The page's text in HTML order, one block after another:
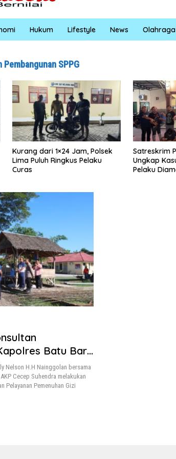
Hukum Lifestyle News Olahraga
SPPG
Polsek
Pelaku
Satreskrim Polres Batu Bara
Ungkap Kasus Curat, Tiga
Batu Bara
Nelson H.H Nainggolan bersama
Cecep Suhendra melakukan
Pelayanan Pemenuhan Gizi